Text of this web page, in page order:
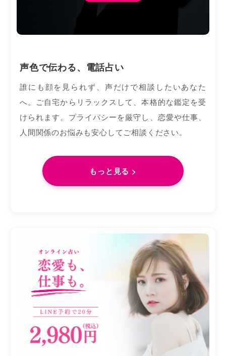
声色で伝わる、電話占い
誰にも顔を見られず、声だけで相談したいあなた
へ。ご自宅からリラックスして、本格的な鑑定を受
けられます。プライバシーを厳守し、恋愛や仕事、
人間関係のお悩みも安心してご相談ください。
もっと見る >